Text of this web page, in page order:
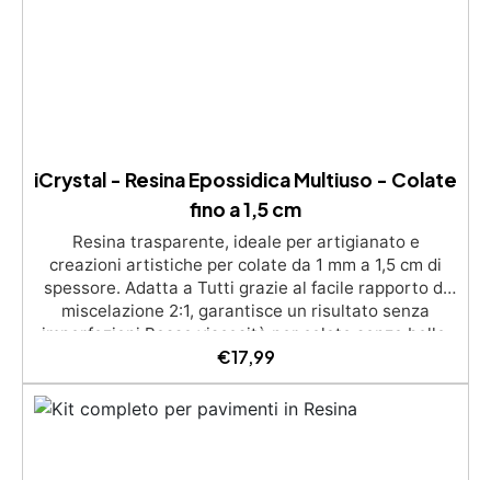
iCrystal - Resina Epossidica Multiuso - Colate
fino a 1,5 cm
Resina trasparente, ideale per artigianato e
creazioni artistiche per colate da 1 mm a 1,5 cm di
spessore. Adatta a Tutti grazie al facile rapporto di
miscelazione 2:1, garantisce un risultato senza
imperfezioni Bassa viscosità per colate senza bolle,
compatibile con legno, silicone, vetro, metallo e altri
materiali. Certificata post-catalisi atossica e sicura
per il contatto con la pelle, Bpa Free e senza Solventi
(Voc Free) Superficie lucida, autolivellante e con filtri
€17,99